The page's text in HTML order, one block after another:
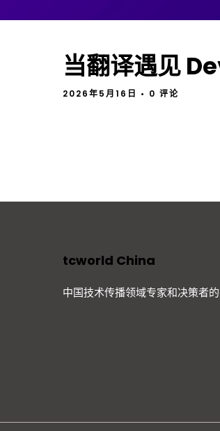
当翻译遇见
2026年5月16日 • 0 评论
tcworld China
中国技术传播领域专家和决策者